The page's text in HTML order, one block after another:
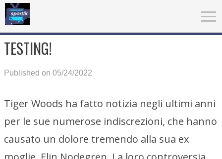
TESTING!
Published on 05/24/2022
Tiger Woods ha fatto notizia negli ultimi anni
per le sue numerose indiscrezioni, che hanno
causato un dolore tremendo alla sua ex